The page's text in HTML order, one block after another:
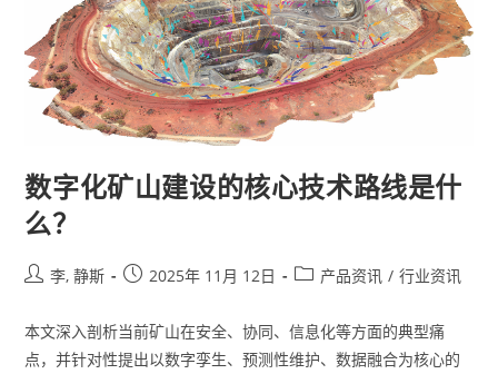
数字化矿山建设的核心技术路线是什
么？
李, 静斯 2025年 11月 12日 产品资讯 / 行业资讯
本文深入剖析当前矿山在安全、协同、信息化等方面的典型痛
点，并针对性提出以数字孪生、预测性维护、数据融合为核心的